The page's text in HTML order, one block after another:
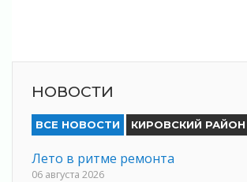
НОВОСТИ
ВСЕ НОВОСТИ КИРОВСКИЙ РАЙОН
Лето в ритме ремонта
06 августа 2026